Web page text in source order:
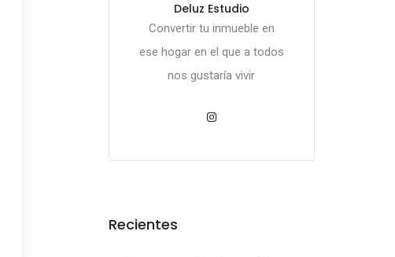
Deluz Estudio
Convertir tu inmueble en
ese hogar en el que a todos
nos gustaría vivir
Recientes